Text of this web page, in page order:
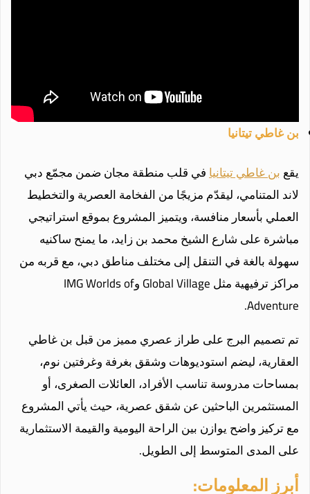
بن غاطي تيتانيا
يقعبن غاطي تيتانيافي قلب منطقة مجان ضمن مجمّع دبي
لاند المتنامي، ليقدّم مزيجًا من الفخامة العصرية والتخطيط
العملي بأسعار منافسة، ويتميز المشروع بموقع استراتيجي
مباشرة على شارع الشيخ محمد بن زايد، ما يمنح ساكنيه
سهولة بالغة في التنقل إلى مختلف مناطق دبي، مع قربه من
مراكز ترفيهية مثل Global Village وIMG Worlds of
Adventure.
تم تصميم البرج على طراز عصري مميز من قبل بن غاطي
العقارية، ليضم استوديوهات وشقق بغرفة وغرفتين نوم،
بمساحات مدروسة تناسب الأفراد، العائلات الصغرى، أو
المستثمرين الباحثين عن شقق عصرية، حيث يأتي المشروع
مع تركيز واضح يوازن بين الراحة اليومية والقيمة الاستثمارية
على المدى المتوسط إلى الطويل.
أبرز المعلومات: